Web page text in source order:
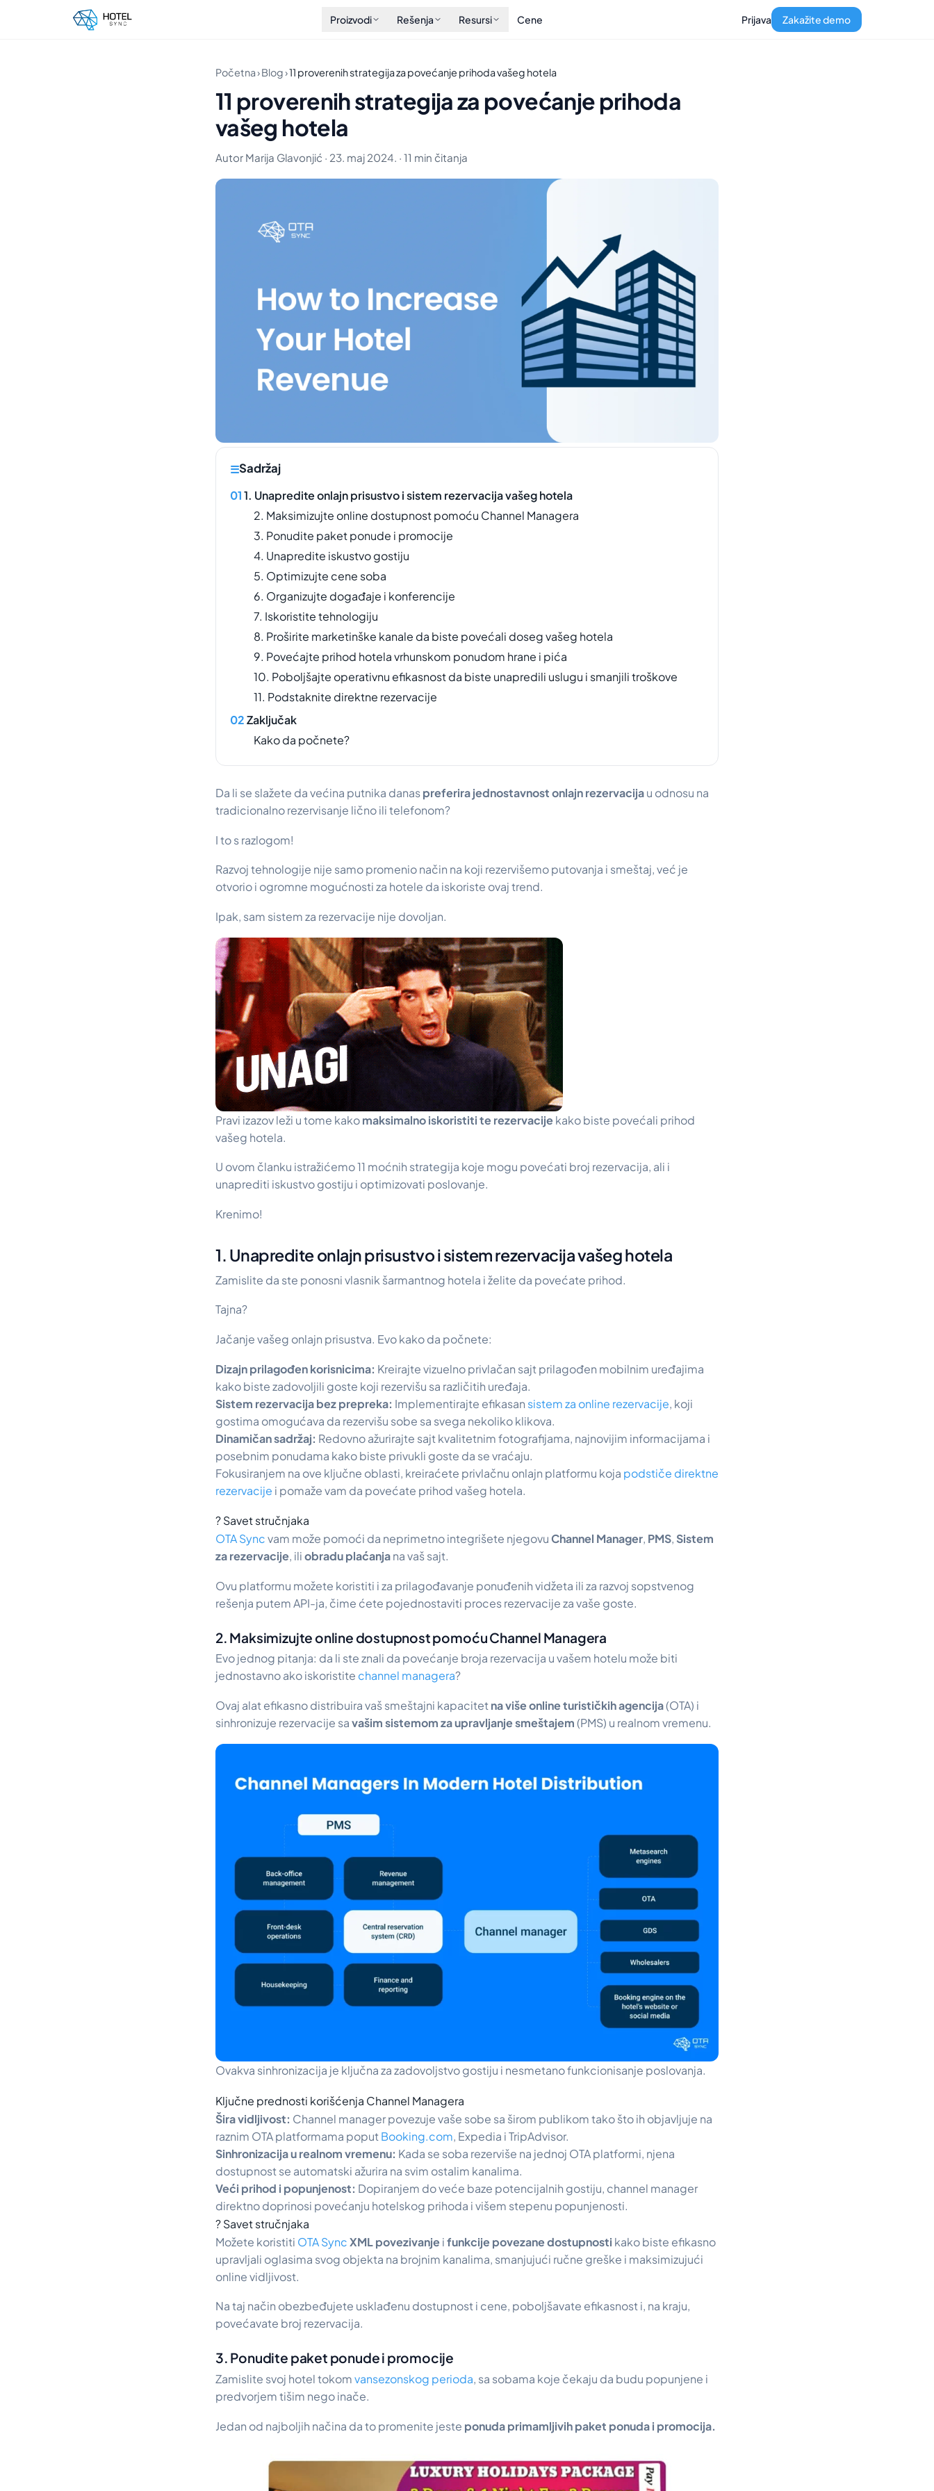
Proizvodi Rešenja Resursi Cene Prijava Zakažite demo
Početna›Blog›11 proverenih strategija za povećanje prihoda vašeg hotela
11 proverenih strategija za povećanje prihoda
vašeg hotela
Autor Marija Glavonjić · 23. maj 2024. · 11 min čitanja
Sadržaj
1. Unapredite onlajn prisustvo i sistem rezervacija vašeg hotela
2. Maksimizujte online dostupnost pomoću Channel Managera
3. Ponudite paket ponude i promocije
4. Unapredite iskustvo gostiju
5. Optimizujte cene soba
6. Organizujte događaje i konferencije
7. Iskoristite tehnologiju
8. Proširite marketinške kanale da biste povećali doseg vašeg hotela
9. Povećajte prihod hotela vrhunskom ponudom hrane i pića
10. Poboljšajte operativnu efikasnost da biste unapredili uslugu i smanjili troškove
11. Podstaknite direktne rezervacije
Zaključak
Kako da počnete?
Da li se slažete da većina putnika danaspreferira jednostavnost onlajn rezervacijau odnosu na
tradicionalno rezervisanje lično ili telefonom?
I to s razlogom!
Razvoj tehnologije nije samo promenio način na koji rezervišemo putovanja i smeštaj, već je
otvorio i ogromne mogućnosti za hotele da iskoriste ovaj trend.
Ipak, sam sistem za rezervacije nije dovoljan.
Pravi izazov leži u tome kakomaksimalno iskoristiti te rezervacije kako biste povećali prihod
vašeg hotela.
U ovom članku istražićemo 11 moćnih strategija koje mogu povećati broj rezervacija, ali i
unaprediti iskustvo gostiju i optimizovati poslovanje.
Krenimo!
1. Unapredite onlajn prisustvo i sistem rezervacija vašeg hotela
Zamislite da ste ponosni vlasnik šarmantnog hotela i želite da povećate prihod.
Tajna?
Jačanje vašeg onlajn prisustva. Evo kako da počnete:
Dizajn prilagođen korisnicima: Kreirajte vizuelno privlačan sajt prilagođen mobilnim uređajima
kako biste zadovoljili goste koji rezervišu sa različitih uređaja.
Sistem rezervacija bez prepreka: Implementirajte efikasan sistem za online rezervacije, koji
gostima omogućava da rezervišu sobe sa svega nekoliko klikova.
Dinamičan sadržaj: Redovno ažurirajte sajt kvalitetnim fotografijama, najnovijim informacijama i
posebnim ponudama kako biste privukli goste da se vraćaju.
Fokusiranjem na ove ključne oblasti, kreiraćete privlačnu onlajn platformu koja podstiče direktne
rezervacije i pomaže vam da povećate prihod vašeg hotela.
? Savet stručnjaka
OTA Syncvam može pomoći da neprimetno integrišete njegovuChannel Manager, PMS, Sistem
za rezervacije, iliobradu plaćanjana vaš sajt.
Ovu platformu možete koristiti i za prilagođavanje ponuđenih vidžeta ili za razvoj sopstvenog
rešenja putem API-ja, čime ćete pojednostaviti proces rezervacije za vaše goste.
2. Maksimizujte online dostupnost pomoću Channel Managera
Evo jednog pitanja: da li ste znali da povećanje broja rezervacija u vašem hotelu može biti
jednostavno ako iskoristite channel managera?
Ovaj alat efikasno distribuira vaš smeštajni kapacitet na više online turističkih agencija(OTA) i
sinhronizuje rezervacije savašim sistemom za upravljanje smeštajem(PMS) u realnom vremenu.
Ovakva sinhronizacija je ključna za zadovoljstvo gostiju i nesmetano funkcionisanje poslovanja.
Ključne prednosti korišćenja Channel Managera
Šira vidljivost: Channel manager povezuje vaše sobe sa širom publikom tako što ih objavljuje na
raznim OTA platformama poput Booking.com, Expedia i TripAdvisor.
Sinhronizacija u realnom vremenu: Kada se soba rezerviše na jednoj OTA platformi, njena
dostupnost se automatski ažurira na svim ostalim kanalima.
Veći prihod i popunjenost: Dopiranjem do veće baze potencijalnih gostiju, channel manager
direktno doprinosi povećanju hotelskog prihoda i višem stepenu popunjenosti.
? Savet stručnjaka
Možete koristiti OTA SyncXML povezivanje ifunkcije povezane dostupnosti kako biste efikasno
upravljali oglasima svog objekta na brojnim kanalima, smanjujući ručne greške i maksimizujući
online vidljivost.
Na taj način obezbeđujete usklađenu dostupnost i cene, poboljšavate efikasnost i, na kraju,
povećavate broj rezervacija.
3. Ponudite paket ponude i promocije
Zamislite svoj hotel tokomvansezonskog perioda, sa sobama koje čekaju da budu popunjene i
predvorjem tišim nego inače.
Jedan od najboljih načina da to promenite jeste ponuda primamljivih paket ponuda i promocija.